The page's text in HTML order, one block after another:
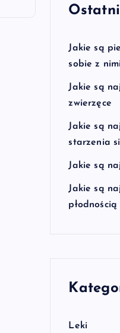
Jakie są
sobie z
Jakie są
zwierzęce
Jakie są
starzenia
Jakie są
Jakie są
płodnością
Leki